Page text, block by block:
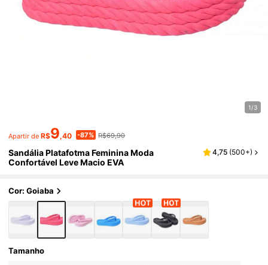
1/3
Apartir de R$9,40 -87% R$69,90
Sandália Platafotma Feminina Moda
Confortável Leve Macio EVA
4,75 (500+)
Cor: Goiaba
Tamanho